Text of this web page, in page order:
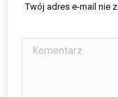
Twój adres e-mail nie
Komentarz